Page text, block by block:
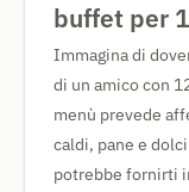
buffet per
Immagina di
di un amico con
menù prevede
caldi, pane e
potrebbe fornirti